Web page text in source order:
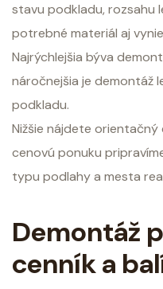
stavu podkladu, rozsahu
potrebné materiál aj
Najrýchlejšia býva
náročnejšia je demontáž
podkladu.
Nižšie nájdete orientačný
cenovú ponuku
typu podlahy a mesta
Demontáž
cenník a